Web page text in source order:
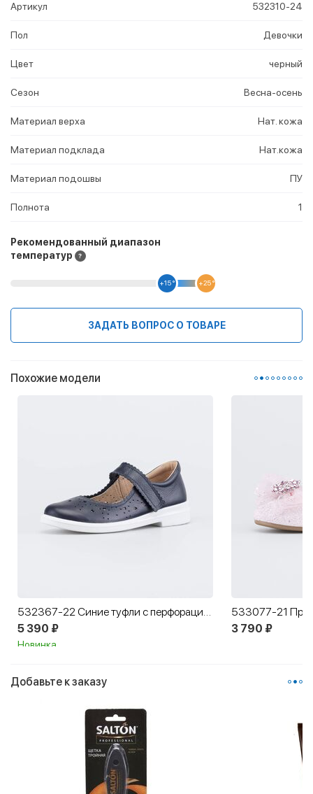
Артикул 532310-24
Пол Девочки
Цвет черный
Сезон Весна-осень
Материал верха Нат. кожа
Материал подклада Нат.кожа
Материал подошвы ПУ
Полнота 1
Рекомендованный диапазон
температур
+15 ° +25 °
ЗАДАТЬ ВОПРОС О ТОВАРЕ
Похожие модели
532367-22 Синие туфли с перфорацией в школу
5 390 ₽
Новинка
3 790 ₽
Добавьте к заказу